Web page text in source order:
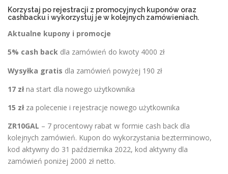
Korzystaj po rejestracji z promocyjnych kuponów oraz
cashbacku i wykorzystuj je w kolejnych zamówieniach.
Aktualne kupony i promocje
5% cash back dla zamówień do kwoty 4000 zł
Wysyłka gratis dla zamówień powyżej 190 zł
17 złna start dla nowego użytkownika
15 złza polecenie i rejestracje nowego użytkownika
ZR10GAL – 7 procentowy rabat w formie cash back dla
kolejnych zamówień. Kupon do wykorzystania bezterminowo,
kod aktywny do 31 października 2022, kod aktywny dla
zamówień poniżej 2000 zł netto.